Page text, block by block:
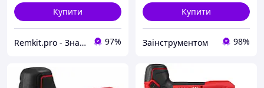
Купити
Remkit.pro - Знайдемо все, що вам потрібне! 97%
Купити
Заінструментом 98%